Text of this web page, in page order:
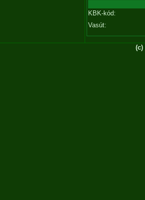
KBK-kód:
Vasút:
(c)